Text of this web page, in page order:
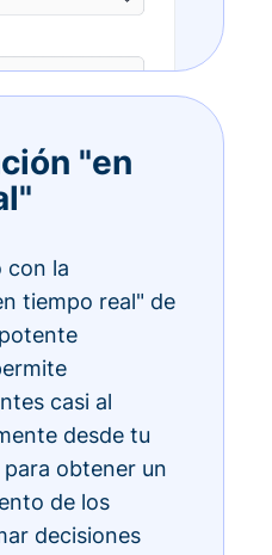
"en
con la
tiempo real" de
casi al
desde tu
obtener un
de los
decisiones